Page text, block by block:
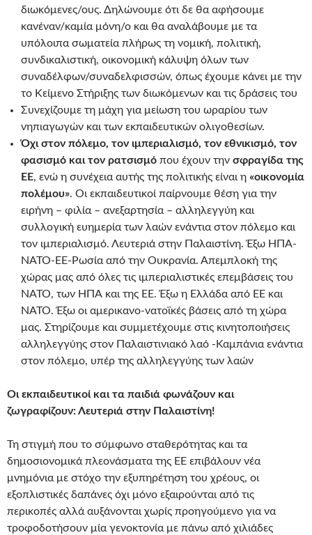
διωκόμενες/ους. Δηλώνουμε ότι δε θα αφήσουμε
κανέναν/καμία μόνη/ο και θα αναλάβουμε με τα
υπόλοιπα σωματεία πλήρως τη νομική, πολιτική,
συνδικαλιστική, οικονομική κάλυψη όλων των
συναδέλφων/συναδελφισσών, όπως έχουμε κάνει με την
το Κείμενο Στήριξης των διωκόμενων και τις δράσεις του
Συνεχίζουμε τη μάχη για μείωση του ωραρίου των
νηπιαγωγών και των εκπαιδευτικών ολιγοθεσίων.
Όχι στον πόλεμο, τον ιμπεριαλισμό, τον εθνικισμό, τον
φασισμό και τον ρατσισμό που έχουν την σφραγίδα της
ΕΕ, ενώ η συνέχεια αυτής της πολιτικής είναι η «οικονομία
πολέμου». Οι εκπαιδευτικοί παίρνουμε θέση για την
ειρήνη – φιλία – ανεξαρτησία – αλληλεγγύη και
συλλογική ευημερία των λαών ενάντια στον πόλεμο και
τον ιμπεριαλισμό. Λευτεριά στην Παλαιστίνη. Έξω ΗΠΑ-
ΝΑΤΟ-ΕΕ-Ρωσία από την Ουκρανία. Απεμπλοκή της
χώρας μας από όλες τις ιμπεριαλιστικές επεμβάσεις του
ΝΑΤΟ, των ΗΠΑ και της ΕΕ. Έξω η Ελλάδα από ΕΕ και
ΝΑΤΟ. Έξω οι αμερικανο-νατοϊκές βάσεις από τη χώρα
μας. Στηρίζουμε και συμμετέχουμε στις κινητοποιήσεις
αλληλεγγύης στον Παλαιστινιακό λαό -Καμπάνια ενάντια
στον πόλεμο, υπέρ της αλληλεγγύης των λαών
Οι εκπαιδευτικοί και τα παιδιά φωνάζουν και
ζωγραφίζουν: Λευτεριά στην Παλαιστίνη!
Τη στιγμή που το σύμφωνο σταθερότητας και τα
δημοσιονομικά πλεονάσματα της ΕΕ επιβάλουν νέα
μνημόνια με στόχο την εξυπηρέτηση του χρέους, οι
εξοπλιστικές δαπάνες όχι μόνο εξαιρούνται από τις
περικοπές αλλά αυξάνονται χωρίς προηγούμενο για να
τροφοδοτήσουν μία γενοκτονία με πάνω από χιλιάδες